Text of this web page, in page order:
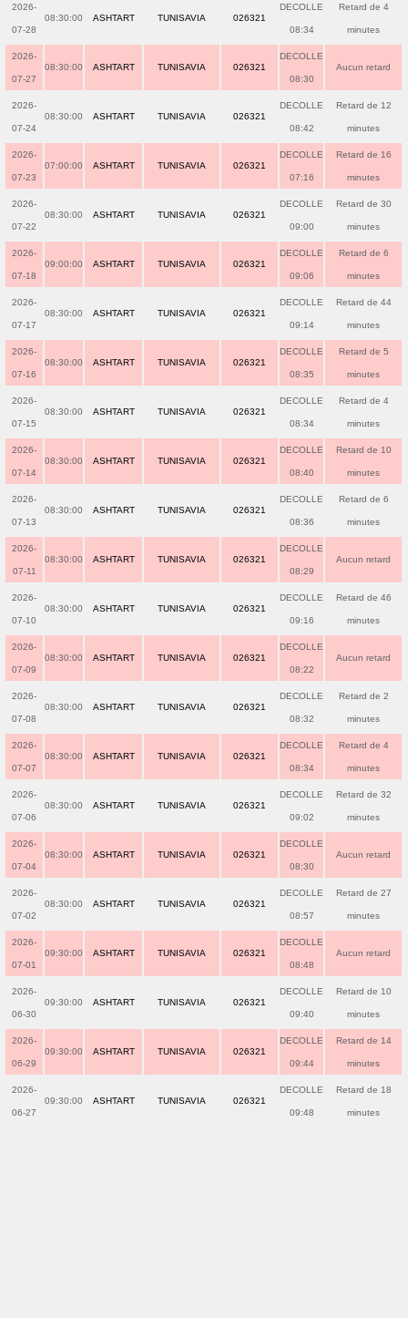
2026-
07-28
08:30:00 ASHTART TUNISAVIA 026321
DECOLLE
08:34
Retard de 4
minutes
2026-
07-27
08:30:00 ASHTART TUNISAVIA 026321
DECOLLE
08:30
Aucun retard
2026-
07-24
08:30:00 ASHTART TUNISAVIA 026321
DECOLLE
08:42
Retard de 12
minutes
2026-
07-23
07:00:00 ASHTART TUNISAVIA 026321
DECOLLE
07:16
Retard de 16
minutes
2026-
07-22
08:30:00 ASHTART TUNISAVIA 026321
DECOLLE
09:00
Retard de 30
minutes
2026-
07-18
09:00:00 ASHTART TUNISAVIA 026321
DECOLLE
09:06
Retard de 6
minutes
2026-
07-17
08:30:00 ASHTART TUNISAVIA 026321
DECOLLE
09:14
Retard de 44
minutes
2026-
07-16
08:30:00 ASHTART TUNISAVIA 026321
DECOLLE
08:35
Retard de 5
minutes
2026-
07-15
08:30:00 ASHTART TUNISAVIA 026321
DECOLLE
08:34
Retard de 4
minutes
2026-
07-14
08:30:00 ASHTART TUNISAVIA 026321
DECOLLE
08:40
Retard de 10
minutes
2026-
07-13
08:30:00 ASHTART TUNISAVIA 026321
DECOLLE
08:36
Retard de 6
minutes
2026-
07-11
08:30:00 ASHTART TUNISAVIA 026321
DECOLLE
08:29
Aucun retard
2026-
07-10
08:30:00 ASHTART TUNISAVIA 026321
DECOLLE
09:16
Retard de 46
minutes
2026-
07-09
08:30:00 ASHTART TUNISAVIA 026321
DECOLLE
08:22
Aucun retard
2026-
07-08
08:30:00 ASHTART TUNISAVIA 026321
DECOLLE
08:32
Retard de 2
minutes
2026-
07-07
08:30:00 ASHTART TUNISAVIA 026321
DECOLLE
08:34
Retard de 4
minutes
2026-
07-06
08:30:00 ASHTART TUNISAVIA 026321
DECOLLE
09:02
Retard de 32
minutes
2026-
07-04
08:30:00 ASHTART TUNISAVIA 026321
DECOLLE
08:30
Aucun retard
2026-
07-02
08:30:00 ASHTART TUNISAVIA 026321
DECOLLE
08:57
Retard de 27
minutes
2026-
07-01
09:30:00 ASHTART TUNISAVIA 026321
DECOLLE
08:48
Aucun retard
2026-
06-30
09:30:00 ASHTART TUNISAVIA 026321
DECOLLE
09:40
Retard de 10
minutes
2026-
06-29
09:30:00 ASHTART TUNISAVIA 026321
DECOLLE
09:44
Retard de 14
minutes
2026-
06-27
09:30:00 ASHTART TUNISAVIA 026321
DECOLLE
09:48
Retard de 18
minutes